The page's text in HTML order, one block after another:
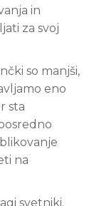
in
za svoj
so manjši,
eno
sta
na
svetniki.